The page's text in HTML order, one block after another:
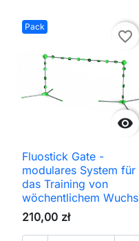
Pack

favorite_border
Fluostick Gate -
modulares System für
das Training von
wöchentlichem Wuchs
210,00 zł